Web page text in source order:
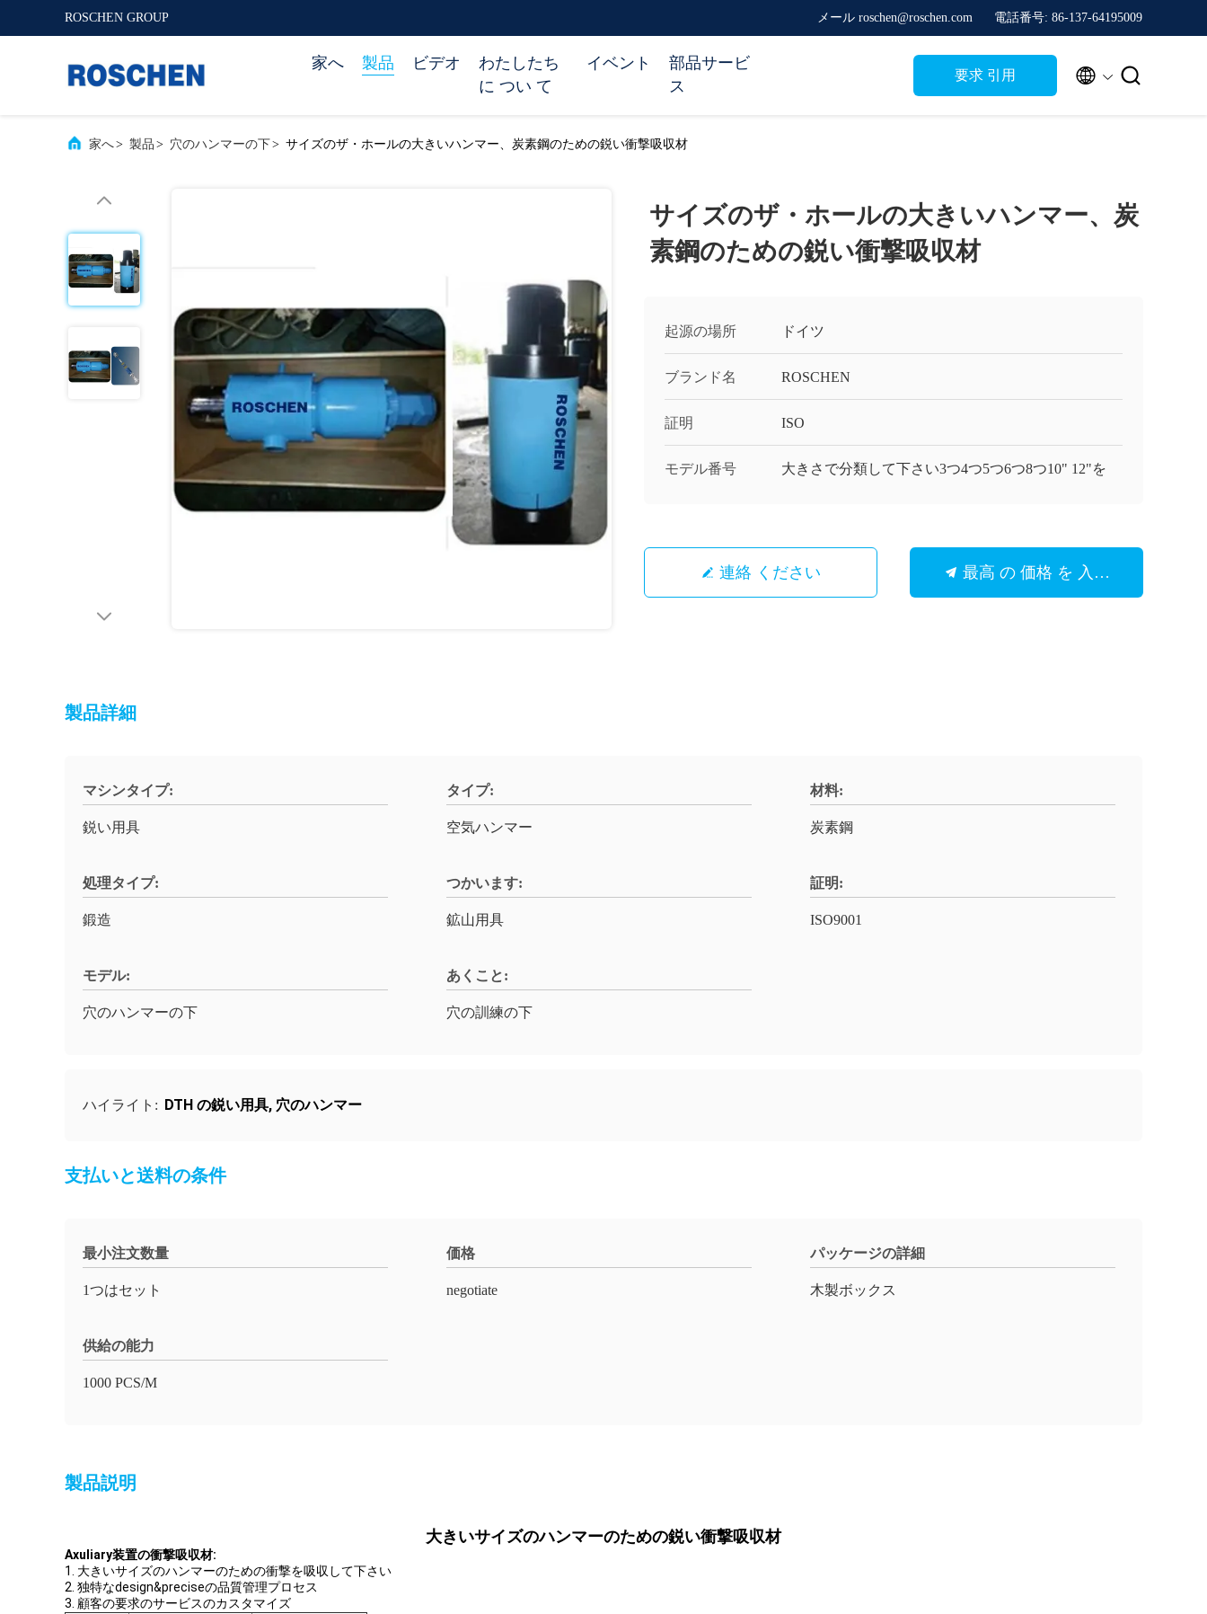
ROSCHEN GROUP メール roschen@roschen.com 電話番号: 86-137-64195009
家へ 製品 ビデオ
わたしたち
に つい て
イベント
部品サービ
ス
要求 引用  
家へ> 製品 > 穴のハンマーの下> サイズのザ・ホールの大きいハンマー、炭素鋼のための鋭い衝撃吸収材
サイズのザ・ホールの大きいハンマー、炭
素鋼のための鋭い衝撃吸収材
起源の場所 ドイツ
ブランド名 ROSCHEN
証明 ISO
モデル番号 大きさで分類して下さい3つ4つ5つ6つ8つ10" 12"を
連絡 ください 最高 の 価格 を 入手 する
製品詳細
マシンタイプ:
鋭い用具
タイプ:
空気ハンマー
材料:
炭素鋼
処理タイプ:
鍛造
つかいます:
鉱山用具
証明:
ISO9001
モデル:
穴のハンマーの下
あくこと:
穴の訓練の下
ハイライト: DTH の鋭い用具, 穴のハンマー
支払いと送料の条件
最小注文数量
1つはセット
価格
negotiate
パッケージの詳細
木製ボックス
供給の能力
1000 PCS/M
製品説明
大きいサイズのハンマーのための鋭い衝撃吸収材
Axuliary装置の衝撃吸収材:
1. 大きいサイズのハンマーのための衝撃を吸収して下さい
2. 独特なdesign&preciseの品質管理プロセス
3. 顧客の要求のサービスのカスタマイズ